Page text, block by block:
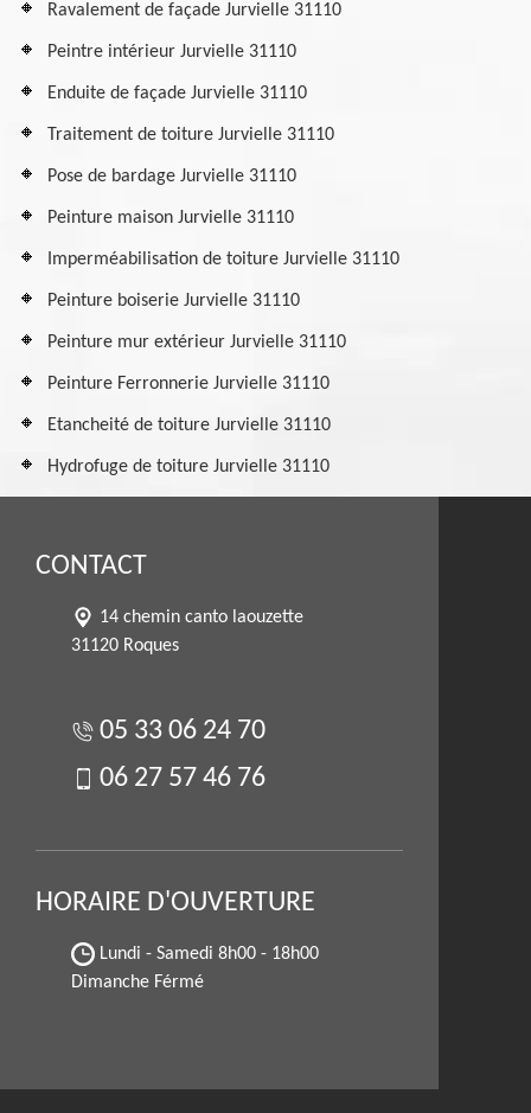
Ravalement de façade Jurvielle 31110
Peintre intérieur Jurvielle 31110
Enduite de façade Jurvielle 31110
Traitement de toiture Jurvielle 31110
Pose de bardage Jurvielle 31110
Peinture maison Jurvielle 31110
Imperméabilisation de toiture Jurvielle 31110
Peinture boiserie Jurvielle 31110
Peinture mur extérieur Jurvielle 31110
Peinture Ferronnerie Jurvielle 31110
Etancheité de toiture Jurvielle 31110
Hydrofuge de toiture Jurvielle 31110
CONTACT
14 chemin canto laouzette
31120 Roques
05 33 06 24 70
06 27 57 46 76
HORAIRE D'OUVERTURE
Lundi - Samedi 8h00 - 18h00
Dimanche Férmé